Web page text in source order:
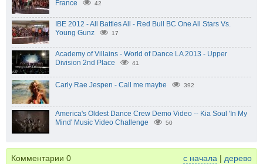
France
42
IBE 2012 - All Battles All - Red Bull BC One All Stars Vs.
Young Gunz
17
Academy of Villains - World of Dance LA 2013 - Upper
Division 2nd Place
41
Carly Rae Jespen - Call me maybe 392
America's Oldest Dance Crew Demo Video -- Kia Soul 'In My
Mind' Music Video Challenge
50
Комментарии 0 с начала | дерево